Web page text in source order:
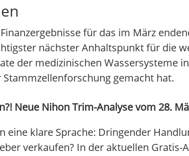
für das im März
nächster Anhaltspunkt für die
der medizinischen Wassersysteme
gemacht hat.
Neue Nihon Trim-Analyse vom 28.
eine klare Sprache: Dringender
verkaufen? In der aktuellen Gratis-